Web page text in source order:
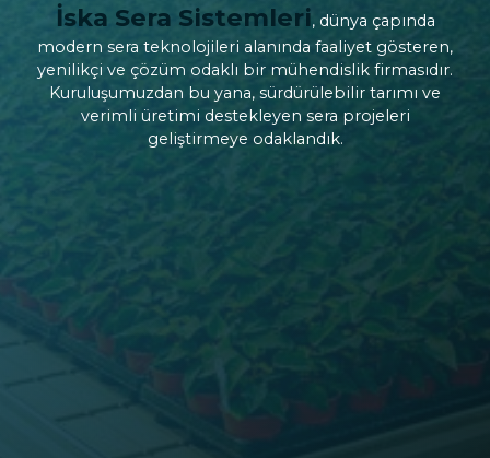
İska Sera Sistemleri, dünya çapında
modern sera teknolojileri alanında faaliyet gösteren,
yenilikçi ve çözüm odaklı bir mühendislik firmasıdır.
Kuruluşumuzdan bu yana, sürdürülebilir tarımı ve
verimli üretimi destekleyen sera projeleri
geliştirmeye odaklandık.